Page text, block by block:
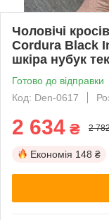
Чоловічі
Cordura Black
шкіра нубук
Готово до відправки
Код: Den-0617
2 634 ₴ 2
Економія 148 ₴